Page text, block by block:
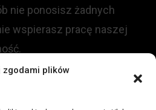
zgodami plików
nie ponosisz żadnych
wspierasz pracę naszej